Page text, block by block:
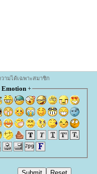
ามได้เฉพาะสมาชิก
Emotion+